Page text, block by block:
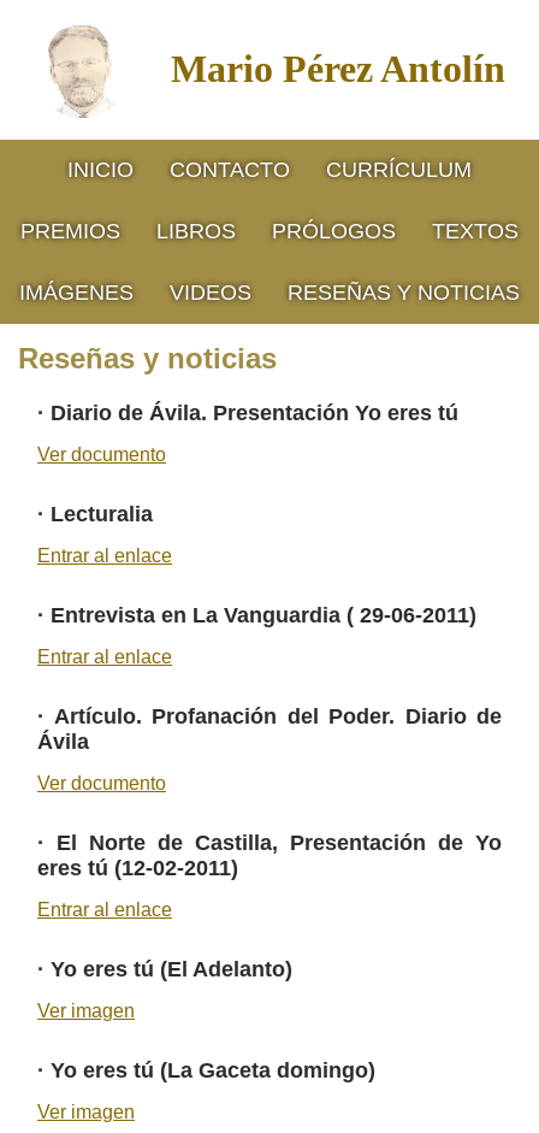
Mario Pérez Antolín
INICIO CONTACTO CURRÍCULUM
PREMIOS LIBROS PRÓLOGOS TEXTOS
IMÁGENES VIDEOS RESEÑAS Y NOTICIAS
Reseñas y noticias
· Diario de Ávila. Presentación Yo eres tú
Ver documento
· Lecturalia
Entrar al enlace
· Entrevista en La Vanguardia ( 29-06-2011)
Entrar al enlace
· Artículo. Profanación del Poder. Diario de
Ávila
Ver documento
· El Norte de Castilla, Presentación de Yo
eres tú (12-02-2011)
Entrar al enlace
· Yo eres tú (El Adelanto)
Ver imagen
· Yo eres tú (La Gaceta domingo)
Ver imagen